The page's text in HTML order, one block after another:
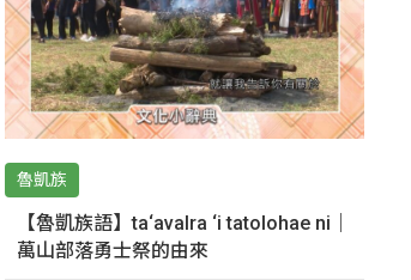
魯凱族
【魯凱族語】ta‘avalra ‘i tatolohae ni｜
萬山部落勇士祭的由來